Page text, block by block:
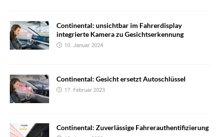
Continental: unsichtbar im Fahrerdisplay
integrierte Kamera zu Gesichtserkennung
10. Januar 2024
Continental: Gesicht ersetzt Autoschlüssel
17. Februar 2023
Continental: Zuverlässige Fahrerauthentifizierung